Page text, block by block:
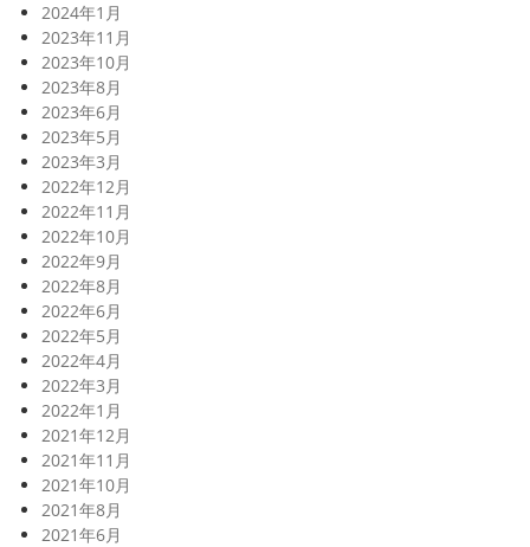
2024年1月
2023年11月
2023年10月
2023年8月
2023年6月
2023年5月
2023年3月
2022年12月
2022年11月
2022年10月
2022年9月
2022年8月
2022年6月
2022年5月
2022年4月
2022年3月
2022年1月
2021年12月
2021年11月
2021年10月
2021年8月
2021年6月